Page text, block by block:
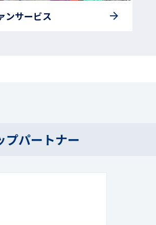
ンサービス
プパートナー